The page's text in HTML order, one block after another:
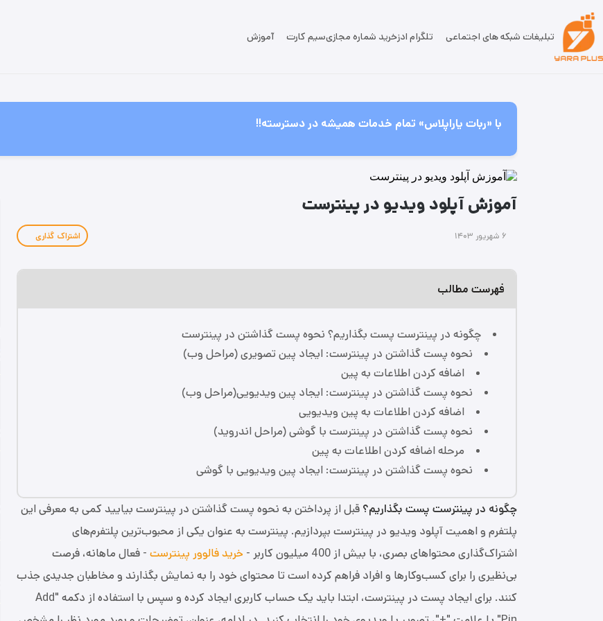
تبلیغات شبکه های اجتماعی تلگرام ادزخرید شماره مجازیسیم کارت آموزش
با «ربات یاراپلاس» تمام خدمات همیشه در دسترسته!!
آموزش آپلود ویدیو در پینترست
۶ شهریور ۱۴۰۳ اشتراک گذاری
فهرست مطالب
چگونه در پینترست پست بگذاریم؟ نحوه پست گذاشتن در پینترست
نحوه پست گذاشتن در پینترست: ایجاد پین تصویری (مراحل وب)
اضافه کردن اطلاعات به پین
نحوه پست گذاشتن در پینترست: ایجاد پین ویدیویی(مراحل وب)
اضافه کردن اطلاعات به پین ویدیویی
نحوه پست گذاشتن در پینترست با گوشی (مراحل اندروید)
مرحله اضافه کردن اطلاعات به پین
نحوه پست گذاشتن در پینترست: ایجاد پین ویدیویی با گوشی
چگونه در پینترست پست بگذاریم؟ قبل از پرداختن به نحوه پست گذاشتن در پینترست بیایید کمی به معرفی این
پلتفرم و اهمیت آپلود ویدیو در پینترست بپردازیم. پینترست به عنوان یکی از محبوب‌ترین پلتفرم‌های
اشتراک‌گذاری محتواهای بصری، با بیش از 400 میلیون کاربر -
خرید فالوور پینترست - فعال ماهانه، فرصت
بی‌نظیری را برای کسب‌وکارها و افراد فراهم کرده است تا محتوای خود را به نمایش بگذارند و مخاطبان جدیدی جذب
کنند. برای ایجاد پست در پینترست، ابتدا باید یک حساب کاربری ایجاد کرده و سپس با استفاده از دکمه "Add